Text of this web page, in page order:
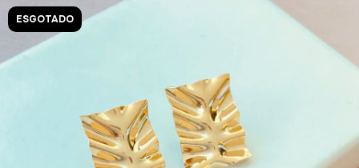
ESGOTADO